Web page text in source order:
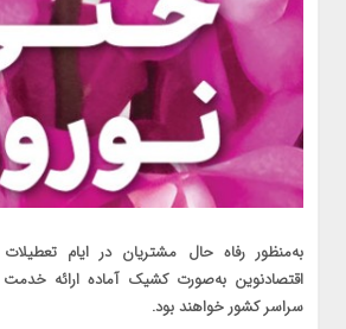
به‌منظور رفاه حال مشتریان در ایام
اقتصادنوین به‌صورت کشیک آماده ارائه
سراسر کشور خواهند بود.